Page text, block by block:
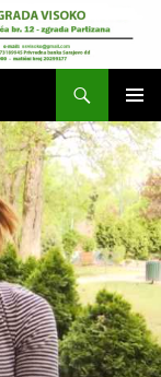
GLAVNI
MENI